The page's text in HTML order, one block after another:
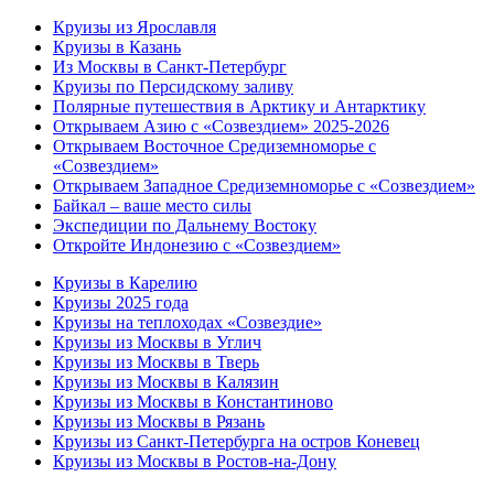
Круизы из Ярославля
Круизы в Казань
Из Москвы в Санкт-Петербург
Круизы по Персидскому заливу
Полярные путешествия в Арктику и Антарктику
Открываем Азию с «Созвездием» 2025-2026
Открываем Восточное Средиземноморье с
«Созвездием»
Открываем Западное Средиземноморье с «Созвездием»
Байкал – ваше место силы
Экспедиции по Дальнему Востоку
Откройте Индонезию с «Созвездием»
Круизы в Карелию
Круизы 2025 года
Круизы на теплоходах «Созвездие»
Круизы из Москвы в Углич
Круизы из Москвы в Тверь
Круизы из Москвы в Калязин
Круизы из Москвы в Константиново
Круизы из Москвы в Рязань
Круизы из Санкт-Петербурга на остров Коневец
Круизы из Москвы в Ростов-на-Дону